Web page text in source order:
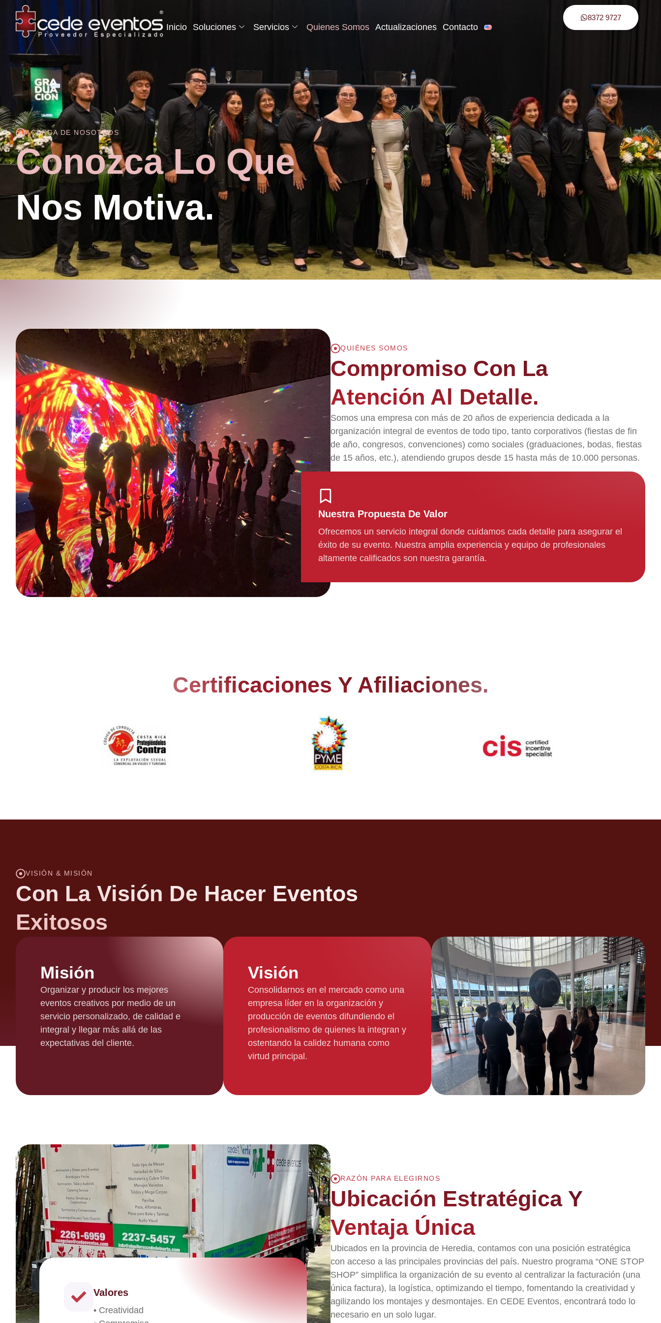
Inicio Soluciones Servicios Quienes Somos Actualizaciones Contacto
8372 9727
ACERCA DE NOSOTROS
Conozca Lo Que
Nos Motiva.
QUIÉNES SOMOS
Compromiso Con La
Atención Al Detalle.
Somos una empresa con más de 20 años de experiencia dedicada a la
organización integral de eventos de todo tipo, tanto corporativos (fiestas de fin
de año, congresos, convenciones) como sociales (graduaciones, bodas, fiestas
de 15 años, etc.), atendiendo grupos desde 15 hasta más de 10.000 personas.
Nuestra Propuesta De Valor
Ofrecemos un servicio integral donde cuidamos cada detalle para asegurar el
éxito de su evento. Nuestra amplia experiencia y equipo de profesionales
altamente calificados son nuestra garantía.
Certificaciones Y Afiliaciones.
VISIÓN & MISIÓN
Con La Visión De Hacer Eventos
Exitosos
Misión
Organizar y producir los mejores
eventos creativos por medio de un
servicio personalizado, de calidad e
integral y llegar más allá de las
expectativas del cliente.
Visión
Consolidarnos en el mercado como una
empresa líder en la organización y
producción de eventos difundiendo el
profesionalismo de quienes la integran y
ostentando la calidez humana como
virtud principal.
Valores
• Creatividad
RAZÓN PARA ELEGIRNOS
Ubicación Estratégica Y
Ventaja Única
Ubicados en la provincia de Heredia, contamos con una posición estratégica
con acceso a las principales provincias del país. Nuestro programa “ONE STOP
SHOP” simplifica la organización de su evento al centralizar la facturación (una
única factura), la logística, optimizando el tiempo, fomentando la creatividad y
agilizando los montajes y desmontajes. En CEDE Eventos, encontrará todo lo
necesario en un solo lugar.